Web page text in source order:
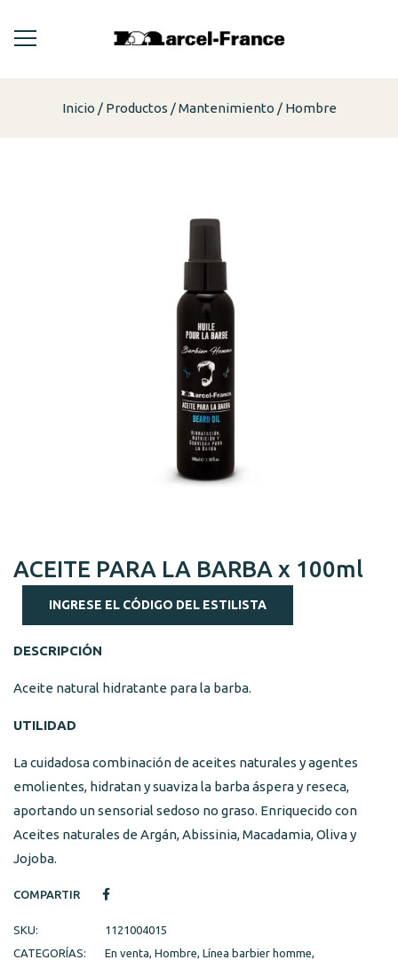
Inicio Productos Mantenimiento Hombre
ACEITE PARA LA BARBA x 100ml
INGRESE EL CÓDIGO DEL ESTILISTA
DESCRIPCIÓN
Aceite natural hidratante para la barba.
UTILIDAD
La cuidadosa combinación de aceites naturales y agentes
emolientes, hidratan y suaviza la barba áspera y reseca,
aportando un sensorial sedoso no graso. Enriquecido con
Aceites naturales de Argán, Abissinia, Macadamia, Oliva y
Jojoba.
COMPARTIR
SKU:
1121004015
CATEGORÍAS:
En venta, Hombre, Línea barbier homme,